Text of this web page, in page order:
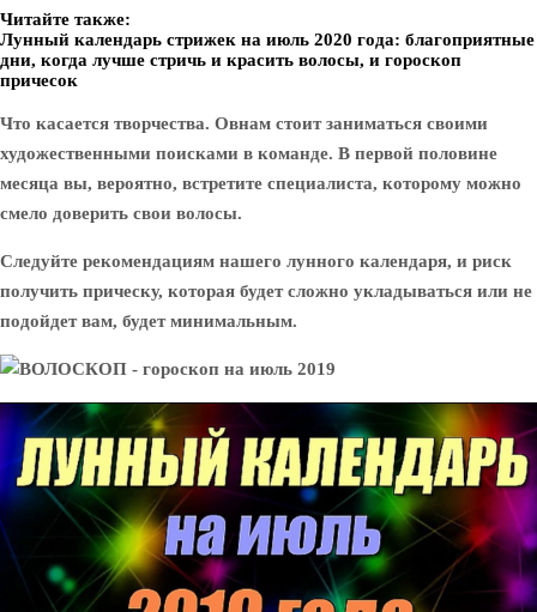
Читайте также:
Лунный календарь стрижек на июль 2020 года: благоприятные
дни, когда лучше стричь и красить волосы, и гороскоп
причесок
Что касается творчества. Овнам стоит заниматься своими
художественными поисками в команде. В первой половине
месяца вы, вероятно, встретите специалиста, которому можно
смело доверить свои волосы.
Следуйте рекомендациям нашего лунного календаря, и риск
получить прическу, которая будет сложно укладываться или не
подойдет вам, будет минимальным.